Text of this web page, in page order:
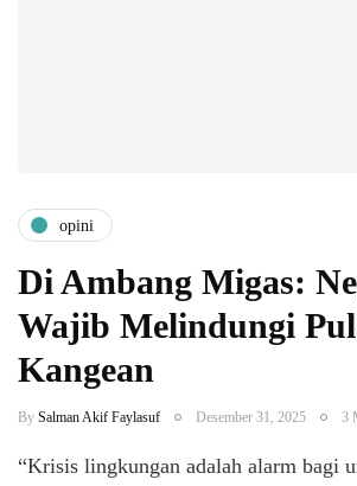
opini
Di Ambang Migas:
Wajib Melindungi
Kangean
By Salman Akif Faylasuf Desember 31, 2025 3
​“Krisis lingkungan adalah alarm bagi